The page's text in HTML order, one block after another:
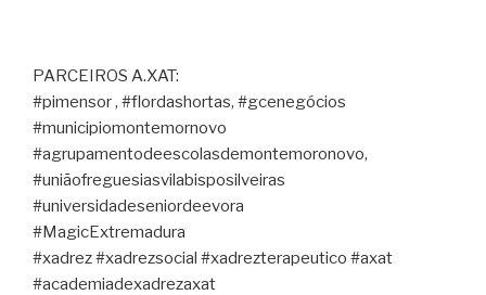
PARCEIROS A.XAT:
#pimensor , #flordashortas, #gcenegócios
#municipiomontemornovo
#agrupamentodeescolasdemontemoronovo,
#uniãofreguesiasvilabisposilveiras
#universidadeseniordeevora
#MagicExtremadura
#xadrez #xadrezsocial #xadrezterapeutico #axat
#academiadexadrezaxat